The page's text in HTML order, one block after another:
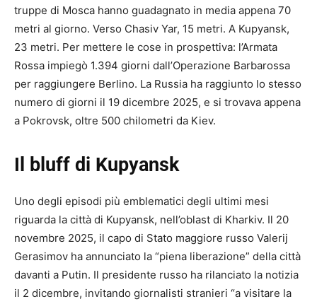
truppe di Mosca hanno guadagnato in media appena 70
metri al giorno. Verso Chasiv Yar, 15 metri. A Kupyansk,
23 metri. Per mettere le cose in prospettiva: l’Armata
Rossa impiegò 1.394 giorni dall’Operazione Barbarossa
per raggiungere Berlino. La Russia ha raggiunto lo stesso
numero di giorni il 19 dicembre 2025, e si trovava appena
a Pokrovsk, oltre 500 chilometri da Kiev.
Il bluff di Kupyansk
Uno degli episodi più emblematici degli ultimi mesi
riguarda la città di Kupyansk, nell’oblast di Kharkiv. Il 20
novembre 2025, il capo di Stato maggiore russo Valerij
Gerasimov ha annunciato la “piena liberazione” della città
davanti a Putin. Il presidente russo ha rilanciato la notizia
il 2 dicembre, invitando giornalisti stranieri “a visitare la